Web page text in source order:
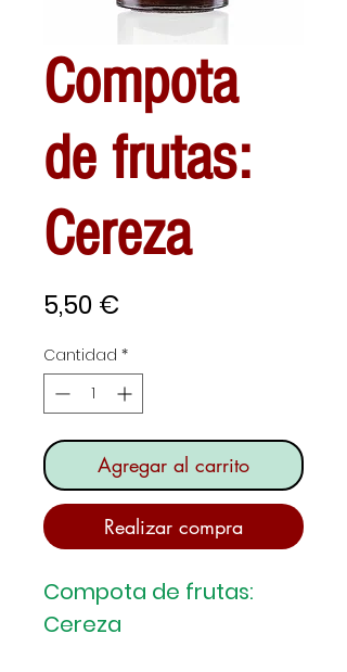
Compota
de frutas:
Cereza
5,50 €
Cantidad *
Agregar al carrito
Realizar compra
Compota de frutas:
Cereza